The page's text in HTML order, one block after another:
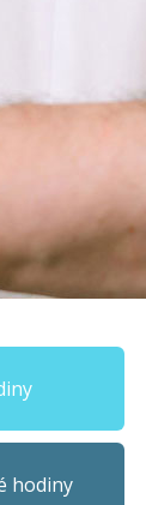
hodiny